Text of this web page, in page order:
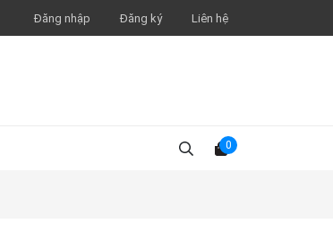
Đăng nhập Đăng ký Liên hệ
0